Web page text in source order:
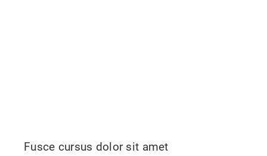
Fusce cursus dolor sit amet